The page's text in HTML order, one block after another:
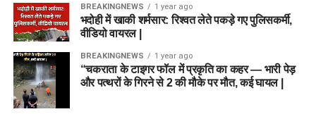
BREAKINGNEWS 1 year ago
भदोही में खाकी शर्मसार: रिश्वत लेते पकड़े गए पुलिसकर्मी,
वीडियो वायरल |
BREAKINGNEWS 1 year ago
“चकराता के टाइगर फॉल में प्रकृति का कहर — भारी पेड़
और पत्थरों के गिरने से 2 की मौके पर मौत, कई घायल |